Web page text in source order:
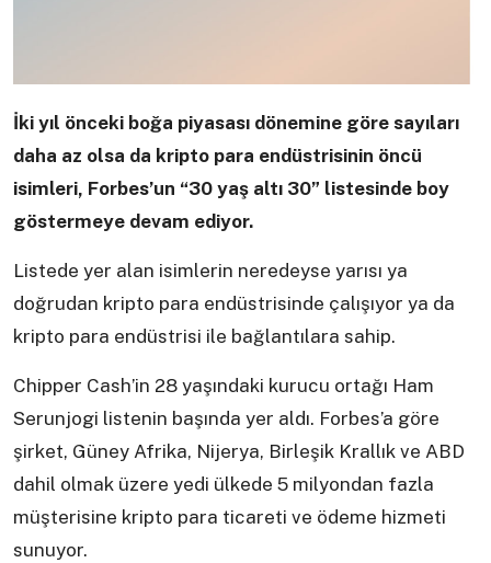
İki yıl önceki boğa piyasası dönemine göre sayıları
daha az olsa da kripto para endüstrisinin öncü
isimleri, Forbes’un “30 yaş altı 30” listesinde boy
göstermeye devam ediyor.
Listede yer alan isimlerin neredeyse yarısı ya
doğrudan kripto para endüstrisinde çalışıyor ya da
kripto para endüstrisi ile bağlantılara sahip.
Chipper Cash’in 28 yaşındaki kurucu ortağı Ham
Serunjogi listenin başında yer aldı. Forbes’a göre
şirket, Güney Afrika, Nijerya, Birleşik Krallık ve ABD
dahil olmak üzere yedi ülkede 5 milyondan fazla
müşterisine kripto para ticareti ve ödeme hizmeti
sunuyor.